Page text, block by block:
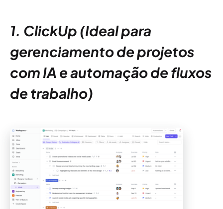
1. ClickUp (Ideal para
gerenciamento de projetos
com IA e automação de fluxos
de trabalho)